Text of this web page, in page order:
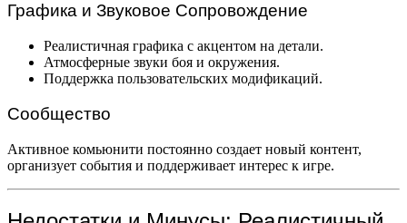
Графика и Звуковое Сопровождение
Реалистичная графика с акцентом на детали.
Атмосферные звуки боя и окружения.
Поддержка пользовательских модификаций.
Сообщество
Активное комьюнити постоянно создает новый контент,
организует события и поддерживает интерес к игре.